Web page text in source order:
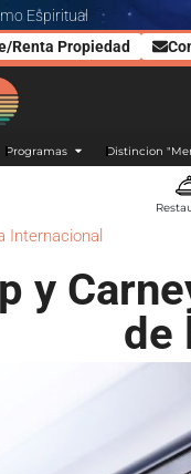
Espiritual
Renta Propiedad
Programas Distincion
Internacional
y
de